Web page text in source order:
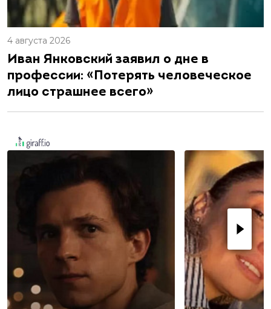
4 августа 2026
Иван Янковский заявил о дне в
профессии: «Потерять человеческое
лицо страшнее всего»